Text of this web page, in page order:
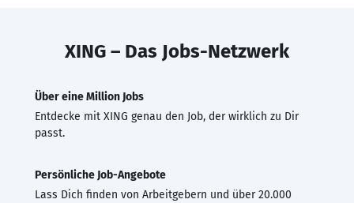
XING – Das Jobs-Netzwerk
Über eine Million Jobs
Entdecke mit XING genau den Job, der wirklich zu Dir
passt.
Persönliche Job-Angebote
Lass Dich finden von Arbeitgebern und über 20.000